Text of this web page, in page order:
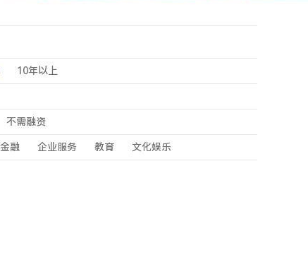
10年以上
不需融资
金融 企业服务 教育 文化娱乐